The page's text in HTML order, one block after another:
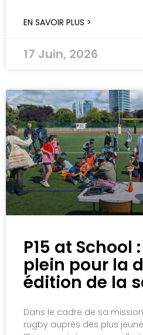
EN SAVOIR PLUS >
17 Juin, 2026
P15 at School
plein pour la
édition de la
Dans le cadre de sa
rugby auprès des plus